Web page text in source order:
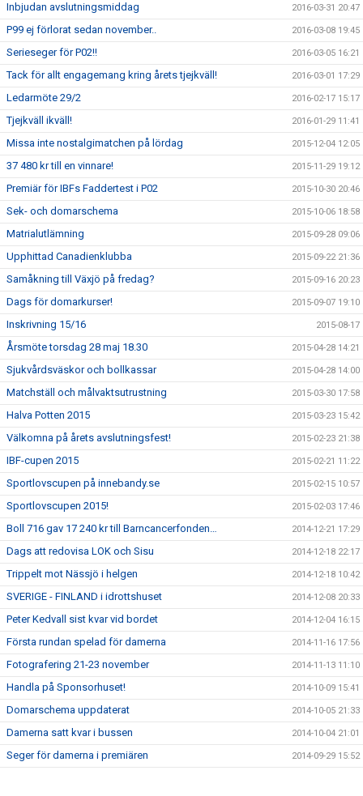
Inbjudan avslutningsmiddag 2016-03-31 20:47
P99 ej förlorat sedan november.. 2016-03-08 19:45
Serieseger för P02!! 2016-03-05 16:21
Tack för allt engagemang kring årets tjejkväll! 2016-03-01 17:29
Ledarmöte 29/2 2016-02-17 15:17
Tjejkväll ikväll! 2016-01-29 11:41
Missa inte nostalgimatchen på lördag 2015-12-04 12:05
37 480 kr till en vinnare! 2015-11-29 19:12
Premiär för IBFs Faddertest i P02 2015-10-30 20:46
Sek- och domarschema 2015-10-06 18:58
Matrialutlämning 2015-09-28 09:06
Upphittad Canadienklubba 2015-09-22 21:36
Samåkning till Växjö på fredag? 2015-09-16 20:23
Dags för domarkurser! 2015-09-07 19:10
Inskrivning 15/16 2015-08-17
Årsmöte torsdag 28 maj 18.30 2015-04-28 14:21
Sjukvårdsväskor och bollkassar 2015-04-28 14:00
Matchställ och målvaktsutrustning 2015-03-30 17:58
Halva Potten 2015 2015-03-23 15:42
Välkomna på årets avslutningsfest! 2015-02-23 21:38
IBF-cupen 2015 2015-02-21 11:22
Sportlovscupen på innebandy.se 2015-02-15 10:57
Sportlovscupen 2015! 2015-02-03 17:46
Boll 716 gav 17 240 kr till Barncancerfonden… 2014-12-21 17:29
Dags att redovisa LOK och Sisu 2014-12-18 22:17
Trippelt mot Nässjö i helgen 2014-12-18 10:42
SVERIGE - FINLAND i idrottshuset 2014-12-08 20:33
Peter Kedvall sist kvar vid bordet 2014-12-04 16:15
Första rundan spelad för damerna 2014-11-16 17:56
Fotografering 21-23 november 2014-11-13 11:10
Handla på Sponsorhuset! 2014-10-09 15:41
Domarschema uppdaterat 2014-10-05 21:33
Damerna satt kvar i bussen 2014-10-04 21:01
Seger för damerna i premiären 2014-09-29 15:52